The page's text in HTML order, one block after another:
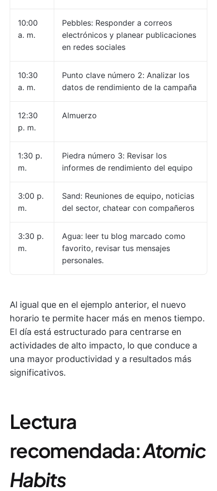
10:00
a. m.
Pebbles: Responder a correos
electrónicos y planear publicaciones
en redes sociales
10:30
a. m.
Punto clave número 2: Analizar los
datos de rendimiento de la campaña
12:30
p. m.
Almuerzo
1:30 p.
m.
Piedra número 3: Revisar los
informes de rendimiento del equipo
3:00 p.
m.
Sand: Reuniones de equipo, noticias
del sector, chatear con compañeros
3:30 p.
m.
Agua: leer tu blog marcado como
favorito, revisar tus mensajes
personales.
Al igual que en el ejemplo anterior, el nuevo
horario te permite hacer más en menos tiempo.
El día está estructurado para centrarse en
actividades de alto impacto, lo que conduce a
una mayor productividad y a resultados más
significativos.
Lectura
recomendada:Atomic
Habits